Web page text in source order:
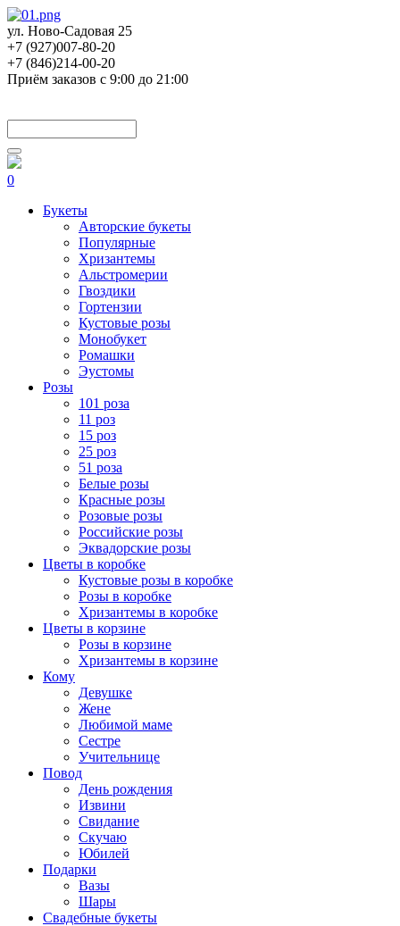
ул. Ново-Садовая 25
+7 (927)007-80-20
+7 (846)214-00-20
Приём заказов с 9:00 до 21:00
0
Букеты
Авторские букеты
Популярные
Хризантемы
Альстромерии
Гвоздики
Гортензии
Кустовые розы
Монобукет
Ромашки
Эустомы
Розы
101 роза
11 роз
15 роз
25 роз
51 роза
Белые розы
Красные розы
Розовые розы
Российские розы
Эквадорские розы
Цветы в коробке
Кустовые розы в коробке
Розы в коробке
Хризантемы в коробке
Цветы в корзине
Розы в корзине
Хризантемы в корзине
Кому
Девушке
Жене
Любимой маме
Сестре
Учительнице
Повод
День рождения
Извини
Свидание
Скучаю
Юбилей
Подарки
Вазы
Шары
Свадебные букеты